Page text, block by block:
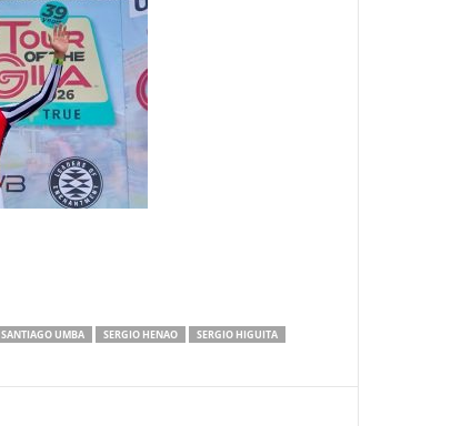
SANTIAGO UMBA SERGIO HENAO
SERGIO HIGUITA